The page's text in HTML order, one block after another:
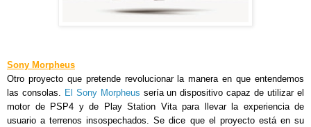
Sony Morpheus
Otro proyecto que pretende revolucionar la manera en que entendemos
las consolas. El Sony Morpheus sería un dispositivo capaz de utilizar el
motor de PSP4 y de Play Station Vita para llevar la experiencia de
usuario a terrenos insospechados. Se dice que el proyecto está en su